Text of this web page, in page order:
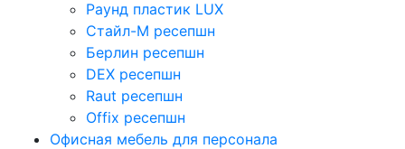
Раунд пластик LUX
Стайл-М ресепшн
Берлин ресепшн
DEX ресепшн
Raut ресепшн
Offix ресепшн
Офисная мебель для персонала